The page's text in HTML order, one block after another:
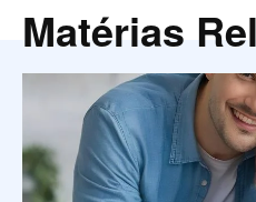
Matérias